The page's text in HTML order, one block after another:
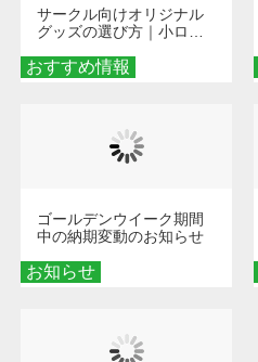
おすすめ情報
サークル向けオリジナル
グッズの選び方｜小ロッ
める秘訣
お知らせ
ゴールデンウイーク期間
中の納期変動のお知らせ